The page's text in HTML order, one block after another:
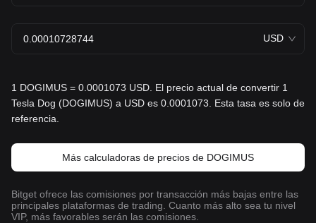
USD
1 DOGIMUS = 0.0001073 USD. El precio actual de convertir 1
Tesla Dog (DOGIMUS) a USD es 0.0001073. Esta tasa es solo de
referencia.
Más calculadoras de precios de DOGIMUS
Bitget ofrece las comisiones por transacción más bajas entre las
principales plataformas de trading. Cuanto más alto sea tu nivel
VIP, más favorables serán las comisiones.